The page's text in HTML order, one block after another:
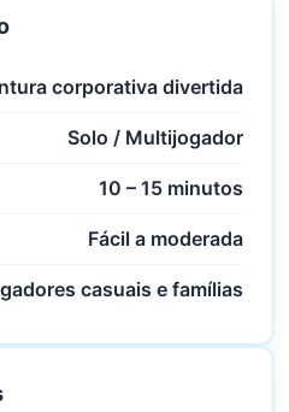
corporativa divertida
Solo / Multijogador
10 – 15 minutos
Fácil a moderada
casuais e famílias